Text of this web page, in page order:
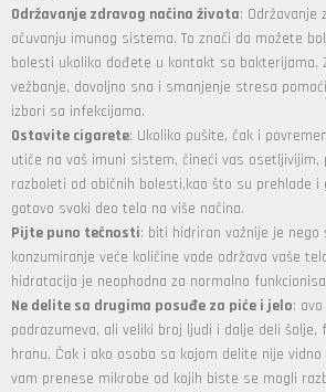
Održavanje zdravog načina života: Održavanje
očuvanju imunog sistema. To znači da možete
bolesti ukoliko dođete u kontakt sa bakterijama.
vežbanje, dovoljno sna i smanjenje stresa
izbori sa infekcijama.
Ostavite cigarete: Ukoliko pušite, čak i
utiče na vaš imuni sistem, čineći vas osetljivijim,
razboleti od običnih bolesti,kao što su prehlade i
gotovo svaki deo tela na više načina.
Pijte puno tečnosti: biti hidriran važnije je nego
konzumiranje veće količine vode održava vaše
hidratacija je neophodna za normalno
Ne delite sa drugima posuđe za piće i jelo:
podrazumeva, ali veliki broj ljudi i dalje deli šolje,
hranu. Čak i ako osoba sa kojom delite nije
vam prenese mikrobe od kojih biste se mogli